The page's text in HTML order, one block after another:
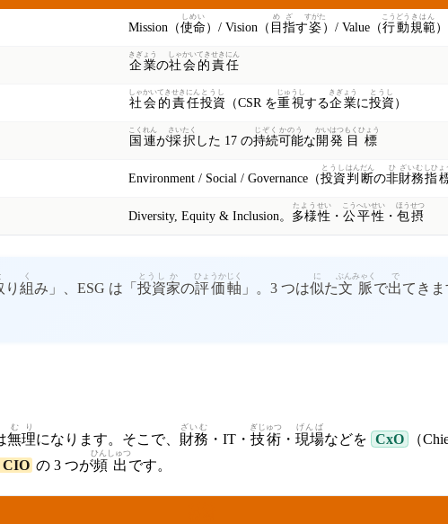
Mission（使命
しめい
）/ Vision（ 目指
めざ
す姿
すがた
）/ Value（行動
こうどう
規範
きはん
）
企業
きぎょう
の社会
しゃかい
的
てき
責任
せきにん
社会
しゃかい
的
てき
責任
せきにん
投資
とうし
（CSR を重視
じゅうし
する企業
きぎょう
に投資
とうし
）
国連
こくれん
が採択
さいたく
した 17 の持続
じぞく
可能
かのう
な開発
かいはつ
目標
もくひょう
Environment / Social / Governance（投資
とうし
判断
はんだん
の非
ひ
財務
ざいむ
指
しひょ
Diversity, Equity & Inclusion。 多様
たよう
性
せい
・ 公平
こうへい
性
せい
・ 包摂
ほうせつ
り 組
く
み」、ESG は「 投資
とうし
家
か
の評価
ひょうか
軸
じく
」。3 つは似
に
た文脈
ぶんみゃく
で出
で
てきま
無理
むり
になります。そこで、 財務
ざいむ
・IT・ 技術
ぎじゅつ
・ 現場
げんば
などを CxO （
CIO の 3 つが頻出
ひんしゅつ
です。